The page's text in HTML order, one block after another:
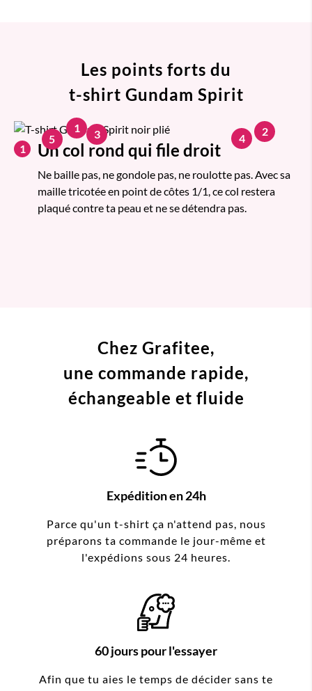
Les points forts du
t-shirt Gundam Spirit
1 Un col rond qui file droit
Ne baille pas, ne gondole pas, ne roulotte pas. Avec sa
maille tricotée en point de côtes 1/1, ce col restera
plaqué contre ta peau et ne se détendra pas.
1 2
3 4
5
Chez Grafitee,
une commande rapide,
échangeable et fluide
Expédition en 24h
Parce qu'un t-shirt ça n'attend pas, nous
préparons ta commande le jour-même et
l'expédions sous 24 heures.
60 jours pour l'essayer
Afin que tu aies le temps de décider sans te